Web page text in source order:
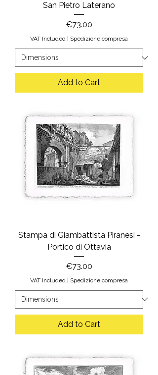
San Pietro Laterano
Price
€73.00
VAT Included Spedizione compresa
Add to Cart
Stampa di Giambattista Piranesi -
Portico di Ottavia
Price
€73.00
VAT Included | Spedizione compresa
Add to Cart